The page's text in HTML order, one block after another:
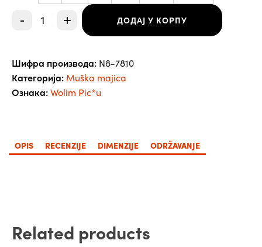
-
Majica
количина
+ ДОДАЈ У КОРПУ
Шифра производа: N8-7810
Категорија: Muška majica
Ознака:Wolim Pic*u
OPIS RECENZIJE DIMENZIJE ODRŽAVANJE
Related products